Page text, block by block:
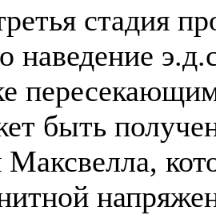
стадия
наведение
быть